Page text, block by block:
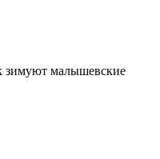
зимуют малышевские